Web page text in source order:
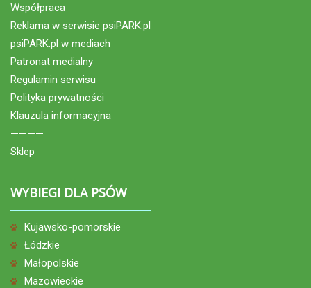
Współpraca
Reklama w serwisie psiPARK.pl
psiPARK.pl w mediach
Patronat medialny
Regulamin serwisu
Polityka prywatności
Klauzula informacyjna
————
Sklep
WYBIEGI DLA PSÓW
Kujawsko-pomorskie
Łódzkie
Małopolskie
Mazowieckie